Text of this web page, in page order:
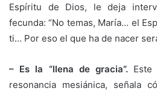
Espíritu de Dios, le deja
fecunda: “No temas, María… el
ti… Por eso el que ha de nacer
– Es la “llena de gracia”.
resonancia mesiánica, señala